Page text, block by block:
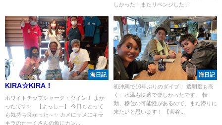
しかった！またリベンジした...
海日記
KIRA☆KIRA！
ホワイトチップシャーク・ツイン！ よか
ったです✨ 【よっしー】 今日もとって
も気持ち良かった～✨ カメにサメにキラ
キラのたーくさんの魚にカン...
海日記
初沖縄で10年ぶりのダイブ！ 透明度も高
く、水温も快適で楽しかったです。 転
勤、移住の可能性があるので、また潜りに
来たいと思います！ 【菅谷...